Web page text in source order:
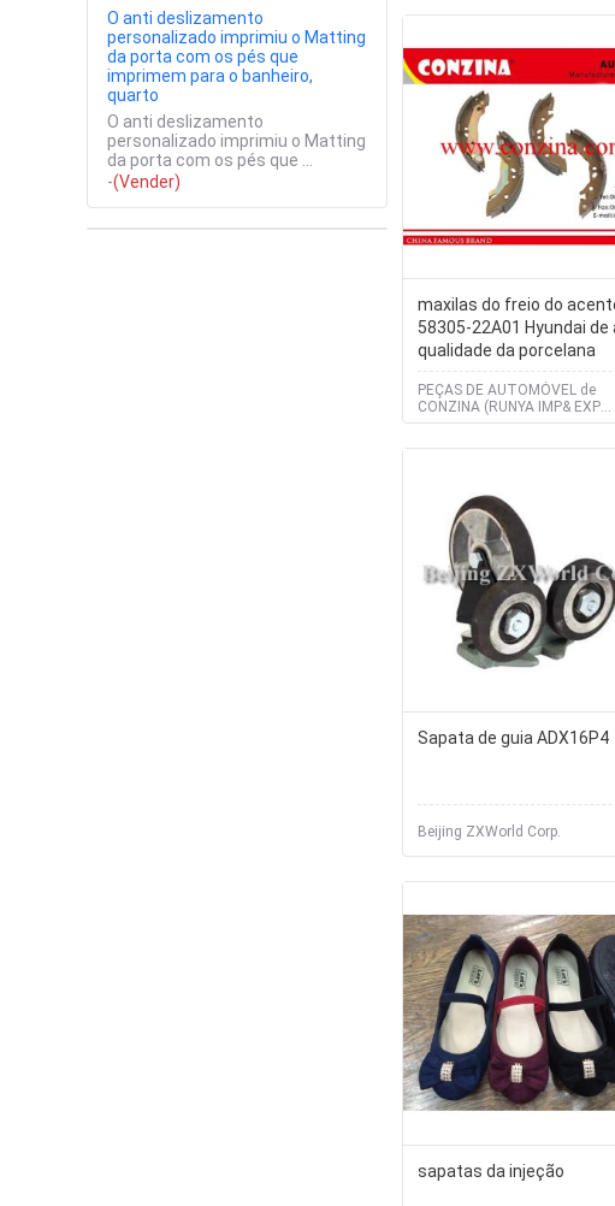
O anti deslizamento
personalizado imprimiu o Matting
da porta com os pés que
imprimem para o banheiro,
quarto
O anti deslizamento
personalizado imprimiu o Matting
da porta com os pés que ...
-(Vender)
maxilas do freio do
58305-22A01 Hyundai de
qualidade da porcelana
PEÇAS DE AUTOMÓVEL de
CONZINA (RUNYA IMP& EXP
CO., LTD)
Sapata de guia ADX16P4
Beijing ZXWorld Corp.
sapatas da injeção